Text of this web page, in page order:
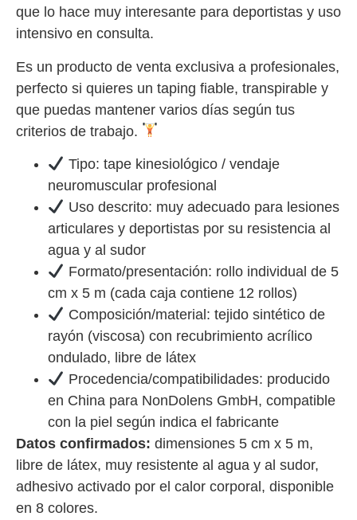
que lo hace muy interesante para deportistas y uso
intensivo en consulta.
Es un producto de venta exclusiva a profesionales,
perfecto si quieres un taping fiable, transpirable y
que puedas mantener varios días según tus
criterios de trabajo.
Tipo: tape kinesiológico / vendaje
neuromuscular profesional
Uso descrito: muy adecuado para lesiones
articulares y deportistas por su resistencia al
agua y al sudor
Formato/presentación: rollo individual de 5
cm x 5 m (cada caja contiene 12 rollos)
Composición/material: tejido sintético de
rayón (viscosa) con recubrimiento acrílico
ondulado, libre de látex
Procedencia/compatibilidades: producido
en China para NonDolens GmbH, compatible
con la piel según indica el fabricante
Datos confirmados: dimensiones 5 cm x 5 m,
libre de látex, muy resistente al agua y al sudor,
adhesivo activado por el calor corporal, disponible
en 8 colores.